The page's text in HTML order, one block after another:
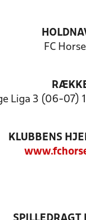
FC
Liga 3 (06-07)
KLUBBENS